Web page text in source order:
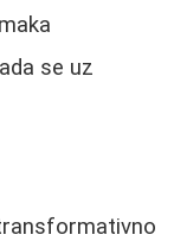
se uz